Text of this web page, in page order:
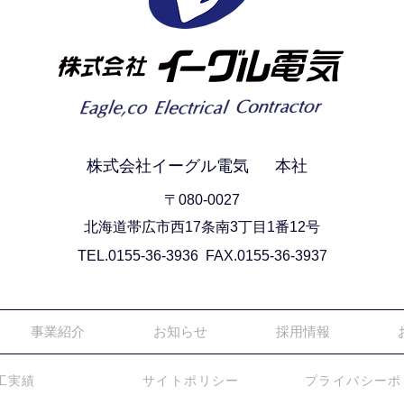
株式会社イーグル電気 本社
〒080-0027
北海道帯広市西17条南3丁目1番12号
TEL.0155-36-3936 FAX.0155-36-3937
事業紹介 お知らせ 採用情報
実績 サイトポリシー プライバシー